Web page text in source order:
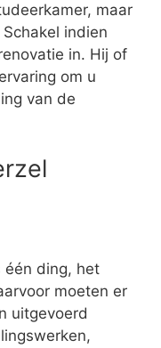
maar
indien
in. Hij of
om u
van de
één ding, het
moeten er
uitgevoerd